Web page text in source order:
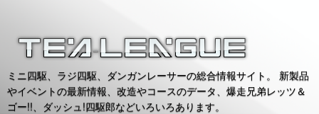
ミニ四駆、ラジ四駆、ダンガンレーサーの総合情報サイト。 新製品
やイベントの最新情報、改造やコースのデータ、爆走兄弟レッツ＆
ゴー!!、ダッシュ!四駆郎などいろいろあります。